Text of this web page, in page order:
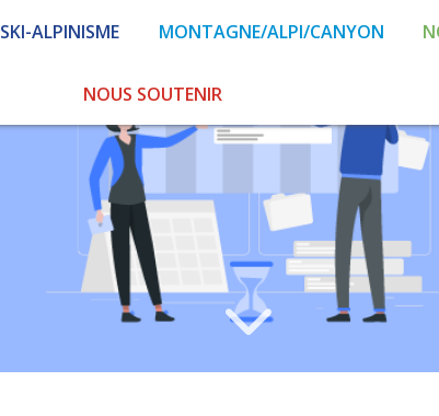
SKI-ALPINISME MONTAGNE/ALPI/CANYON
NOUS SOUTENIR